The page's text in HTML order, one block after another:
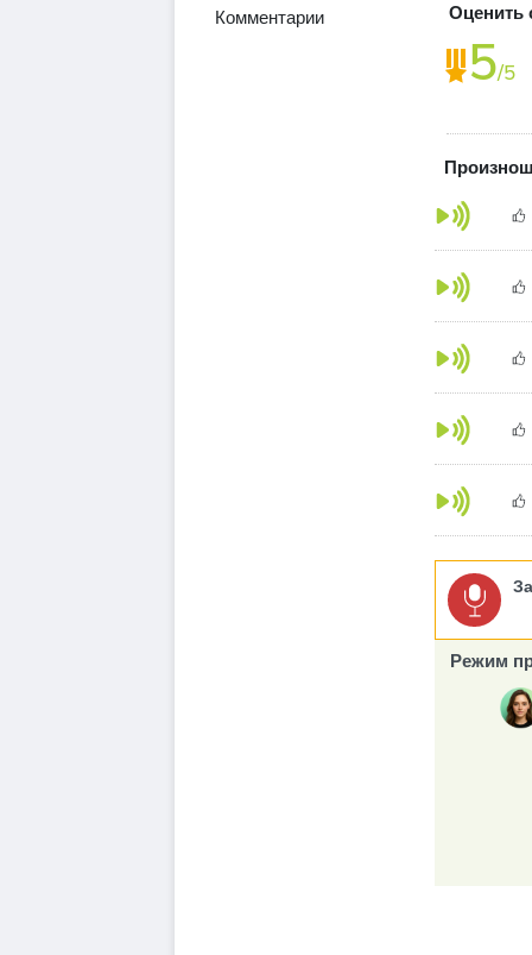
Комментарии
Оценить
5/5
Режим